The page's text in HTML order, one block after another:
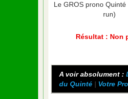
Le GROS prono
run)
Résultat : Non
A voir absolument :
du Quinté | Votre